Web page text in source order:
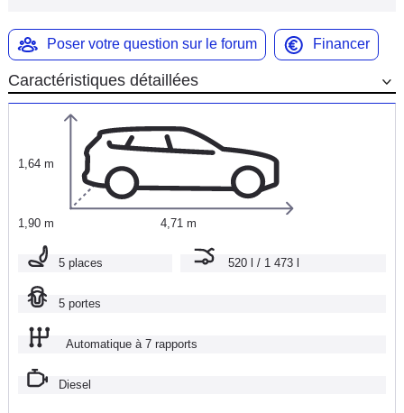
Poser votre question sur le forum Financer
Caractéristiques détaillées
1,64 m
1,90 m 4,71 m
5 places 520 l / 1 473 l
5 portes
Automatique à 7 rapports
Diesel